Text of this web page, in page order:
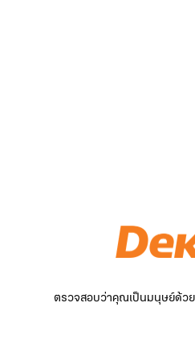
ตรวจสอบว่าคุณเป็นมนุษย์ด้วย